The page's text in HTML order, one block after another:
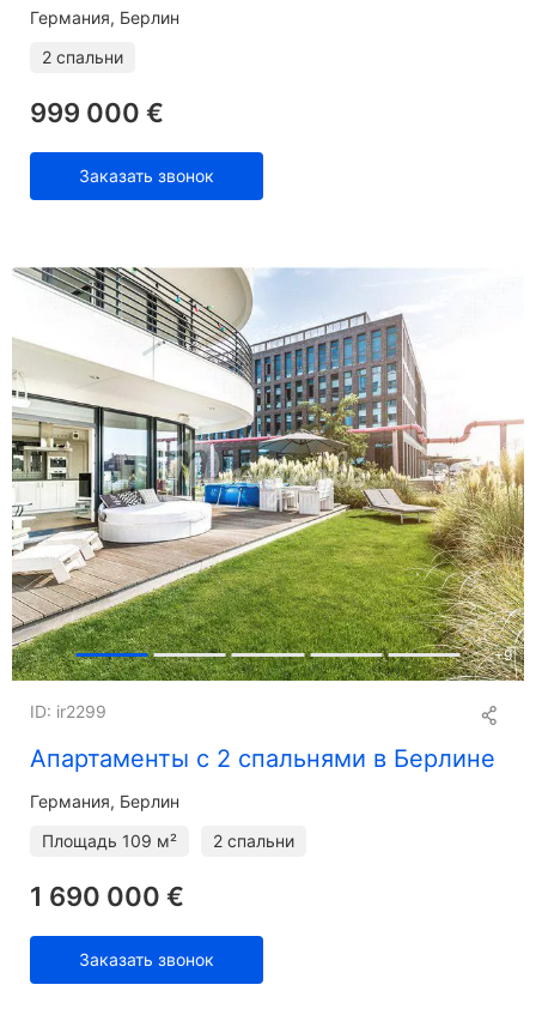
Германия, Берлин
2 спальни
999 000 €
Заказать звонок
+9
Апартаменты с 2 спальнями в Берлине
ID: ir2299
Германия, Берлин
Площадь 109 м² 2 спальни
1 690 000 €
Заказать звонок